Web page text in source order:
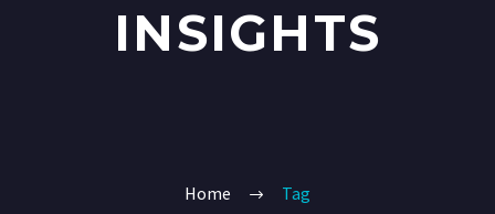
INSIGHTS
Home Tag